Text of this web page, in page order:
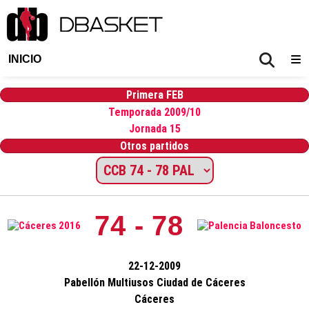
INICIO
Primera FEB
Temporada 2009/10
Jornada 15
Otros partidos
74 - 78
22-12-2009
Pabellón Multiusos Ciudad de Cáceres
Cáceres